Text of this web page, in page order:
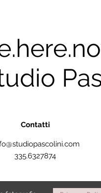
Contatti
335.6327874